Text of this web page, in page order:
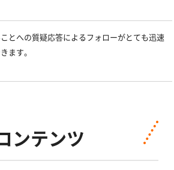
とへの質疑応答によるフォローがとても迅速
ます。
ンテンツ